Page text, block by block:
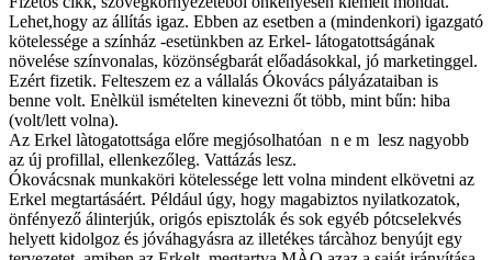
Lehet,hogy az állítás igaz. Ebben az esetben a (mindenkori) igazgató
kötelessége a színház -esetünkben az Erkel- látogatottságának
növelése színvonalas, közönségbarát előadásokkal, jó marketinggel.
Ezért fizetik. Felteszem ez a vállalás Ókovács pályázataiban is
benne volt. Enèlkül ismételten kinevezni őt több, mint bűn: hiba
(volt/lett volna).
Az Erkel làtogatottsága előre megjósolhatóan n e m lesz nagyobb
az új profillal, ellenkezőleg. Vattázás lesz.
Ókovácsnak munkaköri kötelessége lett volna mindent elkövetni az
Erkel megtartásáért. Például úgy, hogy magabiztos nyilatkozatok,
önfényező álinterjúk, origós episztolák és sok egyéb pótcselekvés
helyett kidolgoz és jóváhagyásra az illetékes tárcàhoz benyújt egy